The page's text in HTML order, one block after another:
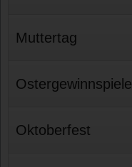
Muttertag
Ostergewinnspiele
Oktoberfest